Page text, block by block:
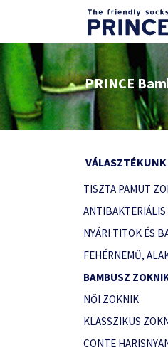
PRINCE
VÁLASZTÉKUNK
TISZTA PAMUT
NYÁRI TITOK ÉS
FEHÉRNEMŰ,
BAMBUSZ
NŐI ZOKNIK
KLASSZIKUS
CONTE